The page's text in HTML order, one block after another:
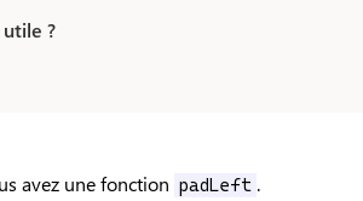
avez une fonction padLeft .
?